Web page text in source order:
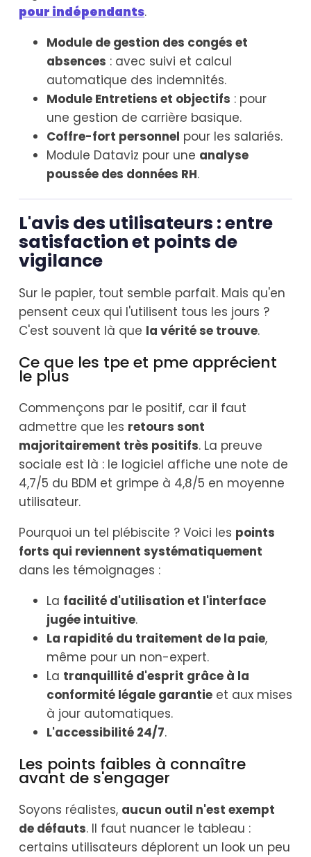
pour indépendants.
Module de gestion des congés et
absences : avec suivi et calcul
automatique des indemnités.
Module Entretiens et objectifs : pour
une gestion de carrière basique.
Coffre-fort personnel pour les salariés.
Module Dataviz pour une analyse
poussée des données RH.
L'avis des utilisateurs : entre
satisfaction et points de
vigilance
Sur le papier, tout semble parfait. Mais qu'en
pensent ceux qui l'utilisent tous les jours ?
C'est souvent là que la vérité se trouve.
Ce que les tpe et pme apprécient
le plus
Commençons par le positif, car il faut
admettre que les retours sont
majoritairement très positifs. La preuve
sociale est là : le logiciel affiche une note de
4,7/5 du BDM et grimpe à 4,8/5 en moyenne
utilisateur.
Pourquoi un tel plébiscite ? Voici les points
forts qui reviennent systématiquement
dans les témoignages :
La facilité d'utilisation et l'interface
jugée intuitive.
La rapidité du traitement de la paie,
même pour un non-expert.
La tranquillité d'esprit grâce à la
conformité légale garantie et aux mises
à jour automatiques.
L'accessibilité 24/7.
Les points faibles à connaître
avant de s'engager
Soyons réalistes, aucun outil n'est exempt
de défauts. Il faut nuancer le tableau :
certains utilisateurs déplorent un look un peu